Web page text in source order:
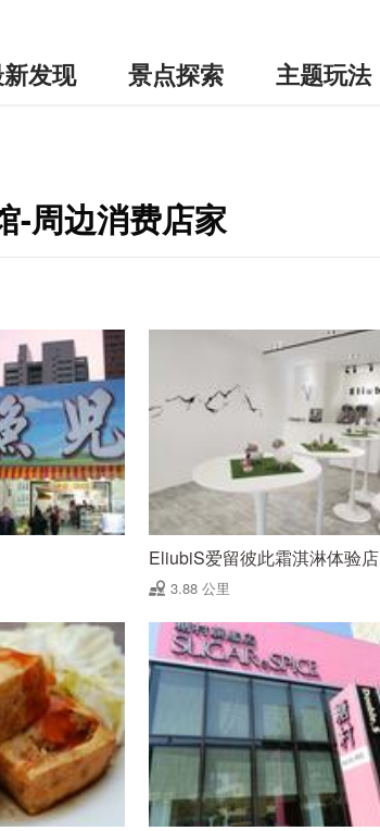
发现 景点探索 主题玩法
-周边消费店家
EliubiS爱留彼此霜淇淋体验店
3.88 公里